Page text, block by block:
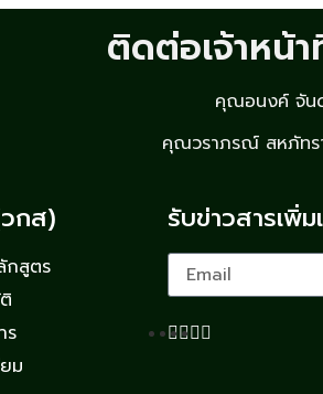
ติดต่อเจ้าหน้า
คุณอนงค์ จัน
คุณวราภรณ์ สหภัทร
กส)
กสูตร
ร
ม
รับข่าวสารเพิ่ม